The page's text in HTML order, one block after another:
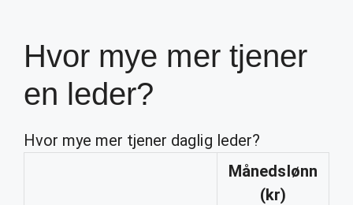
Hvor mye mer tjener
en leder?
Hvor mye mer tjener daglig leder?
Månedslønn
(kr)